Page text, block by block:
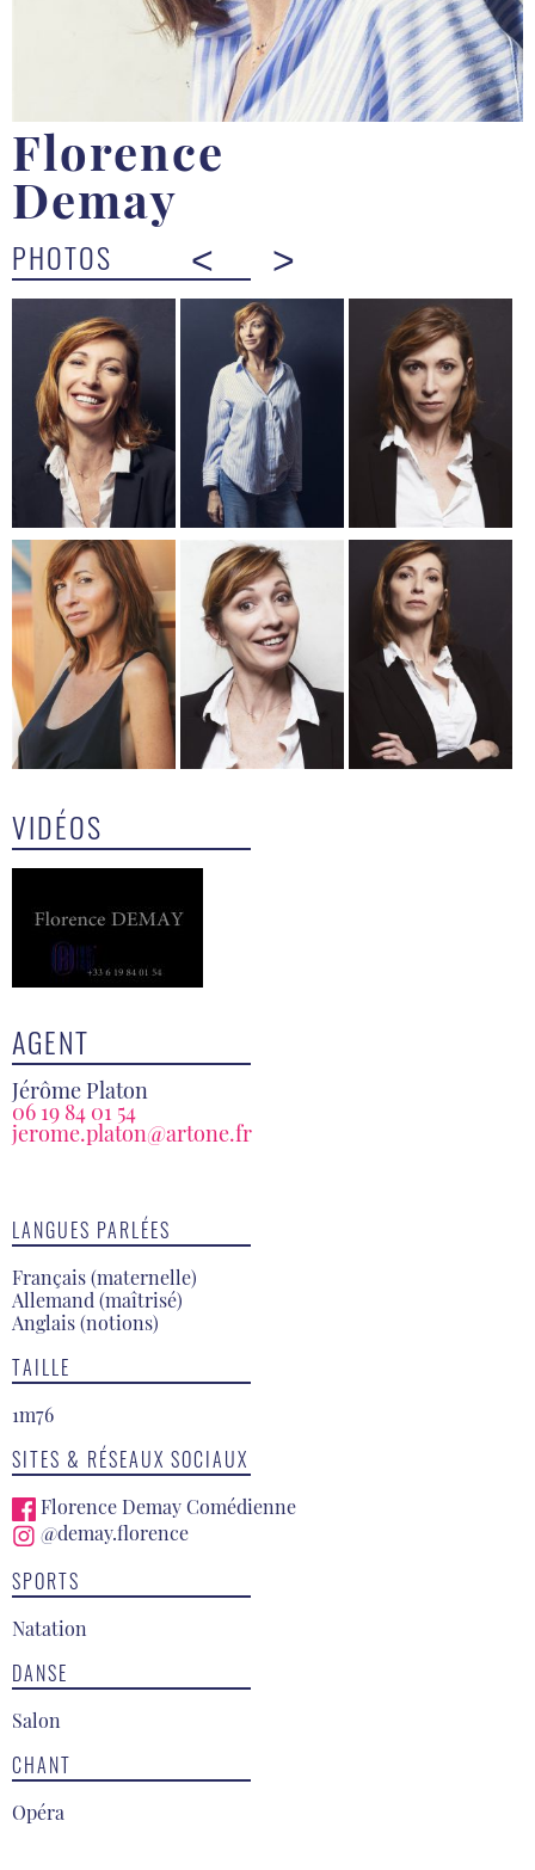
Florence
Demay
PHOTOS < >
VIDÉOS
AGENT
Jérôme Platon
06 19 84 01 54
jerome.platon@artone.fr
LANGUES PARLÉES
Français (maternelle)
Allemand (maîtrisé)
Anglais (notions)
TAILLE
1m76
SITES & RÉSEAUX SOCIAUX
Florence Demay Comédienne
@demay.florence
SPORTS
Natation
DANSE
Salon
CHANT
Opéra